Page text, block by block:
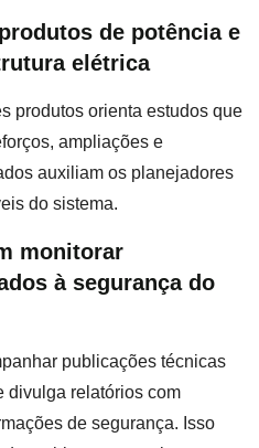
de potência e
elétrica
produtos orienta estudos que
ampliações e
auxiliam os planejadores
do sistema.
monitorar
à segurança do
publicações técnicas
divulga relatórios com
de segurança. Isso